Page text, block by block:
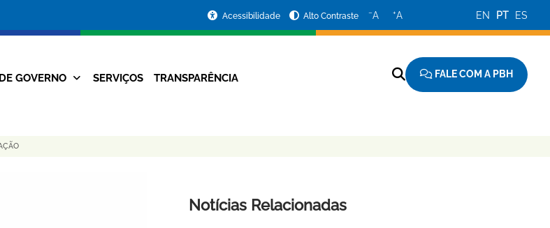
da
Prefeitura
Acessibilidade Alto Contraste −A +A EN PT ES
Navegação
GOVERNO SERVIÇOS TRANSPARÊNCIA FALE COM A PBH
Notícias Relacionadas